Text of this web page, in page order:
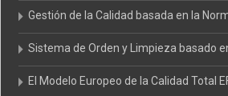
Gestión de la Calidad basada en la
Sistema de Orden y Limpieza basado
El Modelo Europeo de la Calidad Total